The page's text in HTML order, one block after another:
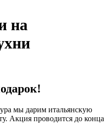
на
мы дарим итальянскую
Акция проводится до конца